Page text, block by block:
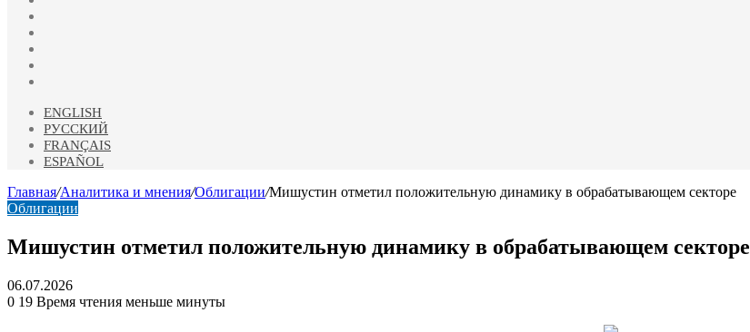
ENGLISH
РУССКИЙ
FRANÇAIS
ESPAÑOL
Главная/Аналитика и мнения/Облигации/Мишустин отметил положительную динамику в обрабатывающем секторе
Облигации
Мишустин отметил положительную динамику в обрабатывающем секторе
06.07.2026
0 19 Время чтения меньше минуты